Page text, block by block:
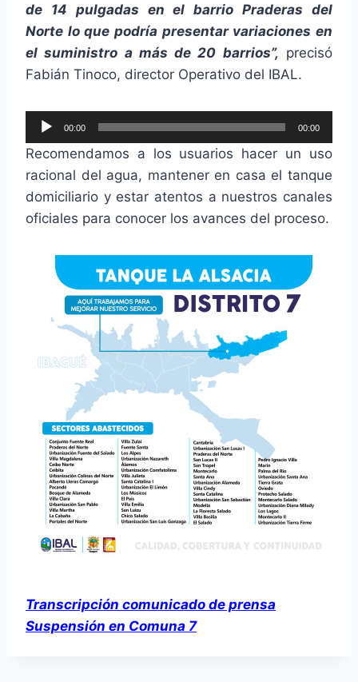
de 14 pulgadas en el barrio Praderas del
Norte lo que podría presentar variaciones en
el suministro a más de 20 barrios”, precisó
Fabián Tinoco, director Operativo del IBAL.
e
p
r
o
d
00:00 00:00
Recomendamos a los usuarios hacer un uso
racional del agua, mantener en casa el tanque
domiciliario y estar atentos a nuestros canales
oficiales para conocer los avances del proceso.
Transcripción comunicado de prensa
Suspensión en Comuna 7